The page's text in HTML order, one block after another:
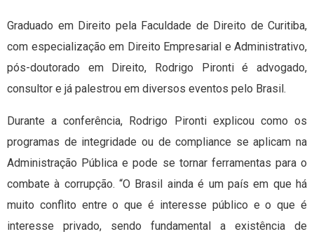
Graduado em Direito pela Faculdade de Direito de Curitiba,
com especialização em Direito Empresarial e Administrativo,
pós-doutorado em Direito, Rodrigo Pironti é advogado,
consultor e já palestrou em diversos eventos pelo Brasil.
Durante a conferência, Rodrigo Pironti explicou como os
programas de integridade ou de compliance se aplicam na
Administração Pública e pode se tornar ferramentas para o
combate à corrupção. “O Brasil ainda é um país em que há
muito conflito entre o que é interesse público e o que é
interesse privado, sendo fundamental a existência de